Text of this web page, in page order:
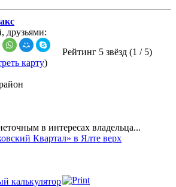
друзьями:
Рейтинг 5 звёзд (1 / 5)
карту)
в интересах владельца...
калькулятор